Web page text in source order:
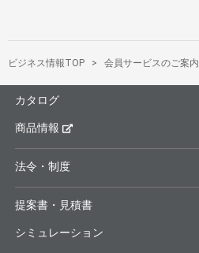
ビジネス情報TOP 会員サービスのご案内
カタログ
商品情報
法令・制度
提案書・見積書
シミュレーション